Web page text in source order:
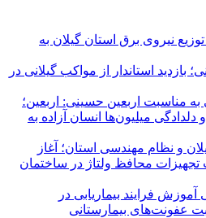
نیروی برق استان گیلان به
بازدید استاندار از مواکب گیلانی در
به مناسبت اربعین حسینی: اربعین؛
میلیون‌ها انسان آزاده به
و نظام مهندسی استان؛ آغاز
محافظ ولتاژ در ساختمان
فرایند بیماریابی در
عفونت‌های بیمارستانی